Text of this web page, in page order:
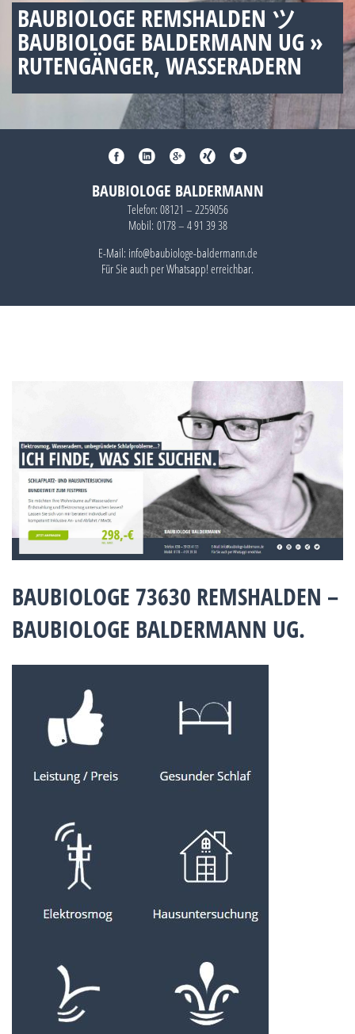
BAUBIOLOGE REMSHALDEN ツ
BAUBIOLOGE BALDERMANN UG »
RUTENGÄNGER, WASSERADERN
BAUBIOLOGE BALDERMANN
Telefon: 08121 – 2259056
Mobil: 0178 – 4 91 39 38
E-Mail: info@baubiologe-baldermann.de
Für Sie auch perWhatsapp!erreichbar.
BAUBIOLOGE 73630 REMSHALDEN –
BAUBIOLOGE BALDERMANN UG.